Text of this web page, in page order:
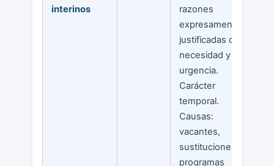
interinos
razones
expresamente
justificadas de
necesidad y
urgencia.
Carácter
temporal.
Causas:
vacantes,
sustituciones,
programas